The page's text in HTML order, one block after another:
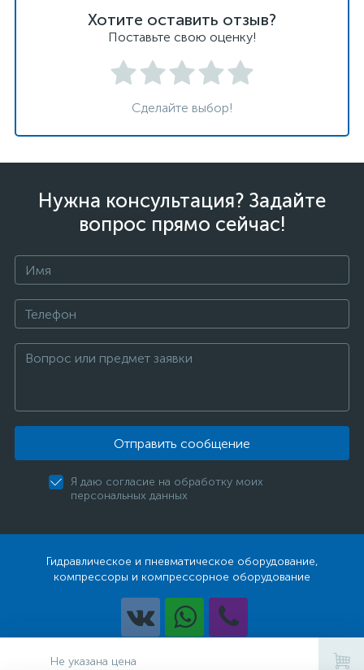
Не указана цена
Хотите оставить отзыв?
Поставьте свою оценку!
Сделайте выбор!
Нужна консультация? Задайте
вопрос прямо сейчас!
Отправить сообщение
Я даю согласие на обработку моих
персональных данных
Гидравлическое и пневматическое оборудование,
компрессоры и компрессорное оборудование